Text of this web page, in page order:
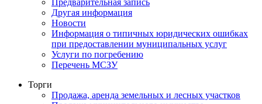
Другая информация
Новости
Информация о типичных юридических ошибках
при предоставлении муниципальных услуг
Услуги по погребению
Перечень МСЗУ
Торги
Продажа, аренда земельных и лесных участков